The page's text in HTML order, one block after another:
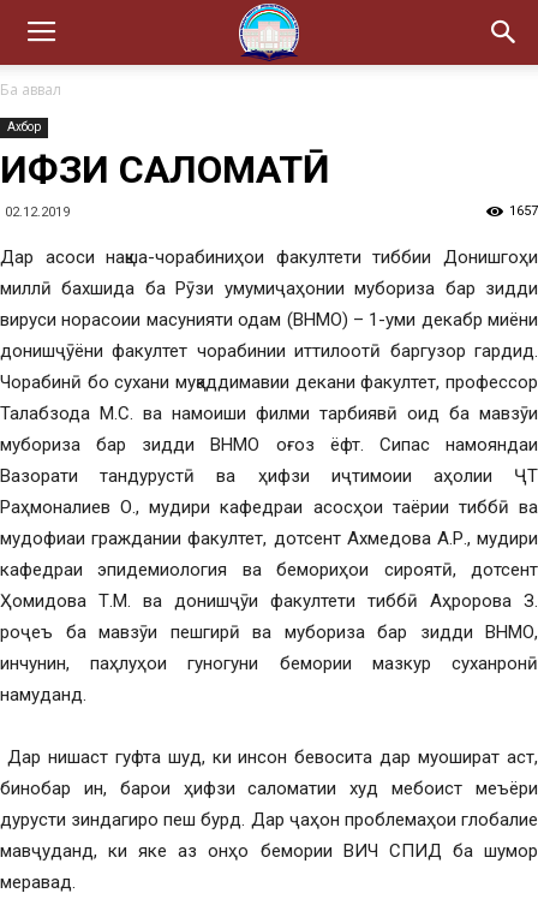
Ба аввал
Ахбор
ҲИФЗИ САЛОМАТӢ
02.12.2019 1657
Дар асоси нақша-чорабиниҳои факултети тиббии Донишгоҳи
миллӣ бахшида ба Рӯзи умумиҷаҳонии мубориза бар зидди
вируси норасоии масунияти одам (ВНМО) – 1-уми декабр миёни
донишҷӯёни факултет чорабинии иттилоотӣ баргузор гардид.
Чорабинӣ бо сухани муқаддимавии декани факултет, профессор
Талабзода М.С. ва намоиши филми тарбиявӣ оид ба мавзӯи
мубориза бар зидди ВНМО оғоз ёфт. Сипас намояндаи
Вазорати тандурустӣ ва ҳифзи иҷтимоии аҳолии ҶТ
Раҳмоналиев О., мудири кафедраи асосҳои таёрии тиббӣ ва
мудофиаи граждании факултет, дотсент Ахмедова А.Р., мудири
кафедраи эпидемиология ва бемориҳои сироятӣ, дотсент
Ҳомидова Т.М. ва донишҷӯи факултети тиббӣ Аҳророва З.
роҷеъ ба мавзӯи пешгирӣ ва мубориза бар зидди ВНМО,
инчунин, паҳлуҳои гуногуни бемории мазкур суханронӣ
намуданд.
Дар нишаст гуфта шуд, ки инсон бевосита дар муошират аст,
бинобар ин, барои ҳифзи саломатии худ мебоист меъёри
дурусти зиндагиро пеш бурд. Дар ҷаҳон проблемаҳои глобалие
мавҷуданд, ки яке аз онҳо бемории ВИЧ СПИД ба шумор
меравад.